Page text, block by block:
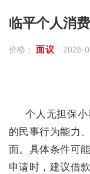
临平个人消
价格： 面议 2026-
个人无担保
的民事行为能力
面。具体条件可
申请时，建议借